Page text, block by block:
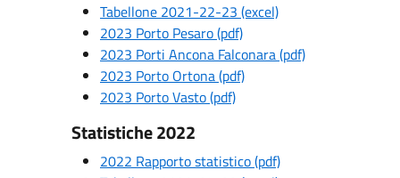
Tabellone 2021-22-23 (excel)
2023 Porto Pesaro (pdf)
2023 Porti Ancona Falconara (pdf)
2023 Porto Ortona (pdf)
2023 Porto Vasto (pdf)
Statistiche 2022
2022 Rapporto statistico (pdf)